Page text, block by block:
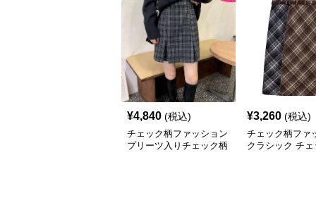
¥4,840 (税込)
チェック柄ファッション
プリーツ入りチェック柄
¥3,260 (税込)
チェック柄ファ
クラシック チ